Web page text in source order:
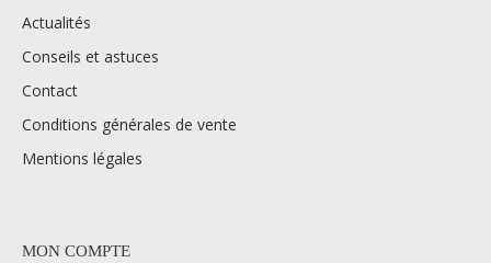
Actualités
Conseils et astuces
Contact
Conditions générales de vente
Mentions légales
MON COMPTE